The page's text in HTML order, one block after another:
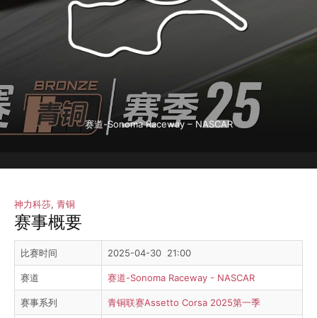
赛道-Sonoma Raceway – NASCAR
神力科莎, 青铜
赛事概要
比赛时间 2025-04-30 21:00
赛道 赛道-Sonoma Raceway - NASCAR
赛事系列 青铜联赛Assetto Corsa 2025第一季